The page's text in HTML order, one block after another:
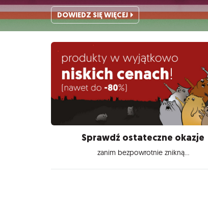
DOWIEDZ SIĘ WIĘCEJ
Sprawdź ostateczne okazje
zanim bezpowrotnie znikną...